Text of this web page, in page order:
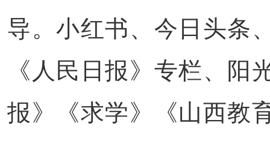
导。小红书、今日头条
《人民日报》专栏、
报》《求学》《山西教